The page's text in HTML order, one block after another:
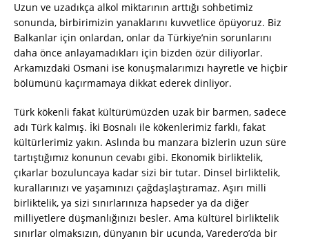
Uzun ve uzadıkça alkol miktarının arttığı sohbetimiz
sonunda, birbirimizin yanaklarını kuvvetlice öpüyoruz. Biz
Balkanlar için onlardan, onlar da Türkiye’nin sorunlarını
daha önce anlayamadıkları için bizden özür diliyorlar.
Arkamızdaki Osmani ise konuşmalarımızı hayretle ve hiçbir
bölümünü kaçırmamaya dikkat ederek dinliyor.
Türk kökenli fakat kültürümüzden uzak bir barmen, sadece
adı Türk kalmış. İki Bosnalı ile kökenlerimiz farklı, fakat
kültürlerimiz yakın. Aslında bu manzara bizlerin uzun süre
tartıştığımız konunun cevabı gibi. Ekonomik birliktelik,
çıkarlar bozuluncaya kadar sizi bir tutar. Dinsel birliktelik,
kurallarınızı ve yaşamınızı çağdaşlaştıramaz. Aşırı milli
birliktelik, ya sizi sınırlarınıza hapseder ya da diğer
milliyetlere düşmanlığınızı besler. Ama kültürel birliktelik
sınırlar olmaksızın, dünyanın bir ucunda, Varedero’da bir